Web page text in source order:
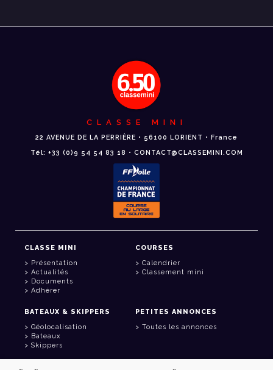
CLASSE MINI
22 AVENUE DE LA PERRIÈRE • 56100 LORIENT • France
Tél: +33 (0)9 54 54 83 18 • CONTACT@CLASSEMINI.COM
CLASSE MINI
Présentation
Actualités
Documents
Adhérer
COURSES
Calendrier
Classement mini
BATEAUX & SKIPPERS
Géolocalisation
Bateaux
Skippers
PETITES ANNONCES
Toutes les annonces